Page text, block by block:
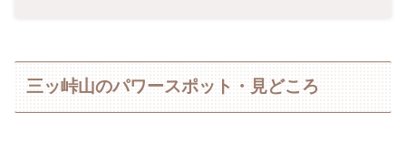
三ッ峠山のパワースポット・見どころ